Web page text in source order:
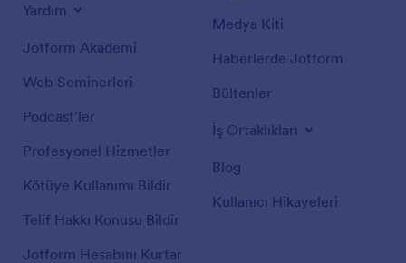
Yardım
Jotform Akademi
Web Seminerleri
Podcast'ler
Profesyonel Hizmetler
Kötüye Kullanımı Bildir
Telif Hakkı Konusu Bildir
Jotform Hesabını Kurtar
Medya Kiti
Haberlerde Jotform
Bültenler
İş Ortaklıkları
Blog
Kullanıcı Hikayeleri